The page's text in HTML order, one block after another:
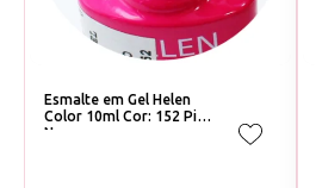
Esmalte em Gel Helen
Color 10ml Cor: 152 Pink
Neon